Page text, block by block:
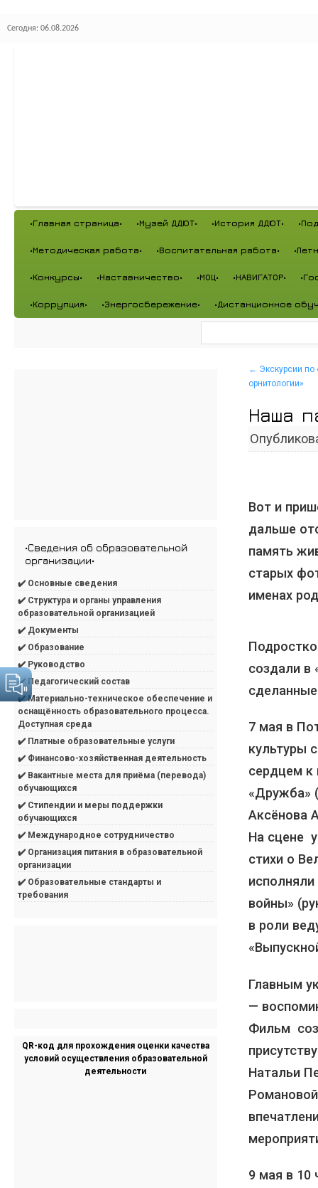
Сегодня: 06.08.2026
•Главная страница• •Музей ДДЮТ• •История ДДЮТ•
•Методическая работа• •Воспитательная работа•
•Конкурсы• •Наставничество• •МОЦ• •НАВИГАТОР•
•Коррупция• •Энергосбережение• •Дистанционное
← Экскурсии по
орнитологии»
Наша
Вот и
дальше
память
старых
именах
создали в
7 мая в
культуры
сердцем к
«Дружба»
Аксёнова
На сцене
стихи о
войны»
в роли
Главным
—
Фильм
Натальи
9 мая в 10
•Сведения об образовательной
организации•
✔️ Основные сведения
✔️ Структура и органы управления
образовательной организацией
✔️ Документы
✔️ Образование
✔️ Руководство
✔️ Педагогический состав
✔️ Материально-техническое обеспечение и
оснащённость образовательного процесса.
Доступная среда
✔️ Платные образовательные услуги
✔️ Финансово-хозяйственная деятельность
✔️ Вакантные места для приёма (перевода)
обучающихся
✔️ Стипендии и меры поддержки
обучающихся
✔️ Международное сотрудничество
✔️ Организация питания в образовательной
организации
✔️ Образовательные стандарты и
требования
QR-код для прохождения оценки качества
условий осуществления образовательной
деятельности